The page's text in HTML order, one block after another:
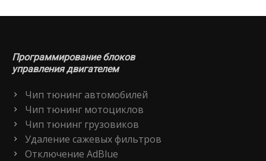
Программирование блоков
управления двигателем
Чип тюнинг автомобилей
Чип тюнинг мотоциклов
Чип тюнинг грузовиков
Удаление сажевых фильтров
Отключение AdBlue